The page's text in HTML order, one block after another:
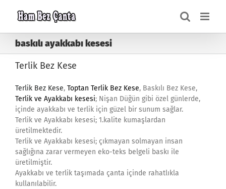
baskılı ayakkabı kesesi
Terlik Bez Kese
Terlik Bez Kese, Toptan Terlik Bez Kese, Baskılı Bez Kese,
Terlik ve Ayakkabı kesesi; Nişan Düğün gibi özel günlerde,
içinde ayakkabı ve terlik için güzel bir sunum sağlar.
Terlik ve Ayakkabı kesesi; 1.kalite kumaşlardan
üretilmektedir.
Terlik ve Ayakkabı kesesi; çıkmayan solmayan insan
sağlığına zarar vermeyen eko-teks belgeli baskı ile
üretilmiştir.
Ayakkabı ve terlik taşımada çanta içinde rahatlıkla
kullanılabilir.